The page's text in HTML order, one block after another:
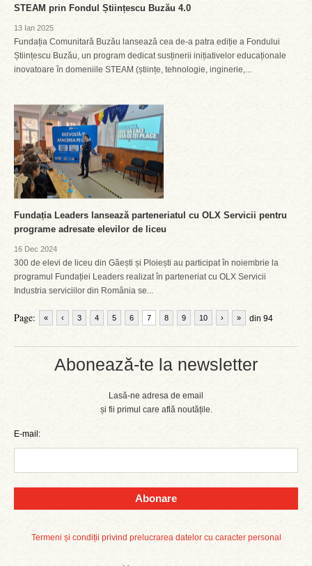
Abonează-te la newsletter
Lasă-ne adresa de email
și fii primul care află noutățile.
E-mail:
Abonare
Termeni și condiții privind prelucrarea datelor cu caracter personal
STEAM prin Fondul Științescu Buzău 4.0
13 Ian 2025
Fundația Comunitară Buzău lansează cea de-a patra ediție a Fondului
Științescu Buzău, un program dedicat susținerii inițiativelor educaționale
inovatoare în domeniile STEAM (științe, tehnologie, inginerie,...
Fundația Leaders lansează parteneriatul cu OLX Servicii pentru
programe adresate elevilor de liceu
16 Dec 2024
300 de elevi de liceu din Găești și Ploiești au participat în noiembrie la
programul Fundației Leaders realizat în parteneriat cu OLX Servicii
Industria serviciilor din România se...
Page: « ‹ 3 4 5 6 7 8 9 10 din 94
› »